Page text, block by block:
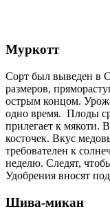
Муркотт
Сорт был выведен в
размеров,
острым концом.
одно время. Плоды
прилегает к мякоти.
косточек. Вкус
требователен к
неделю. Следят,
Удобрения вносят
Шива-микан